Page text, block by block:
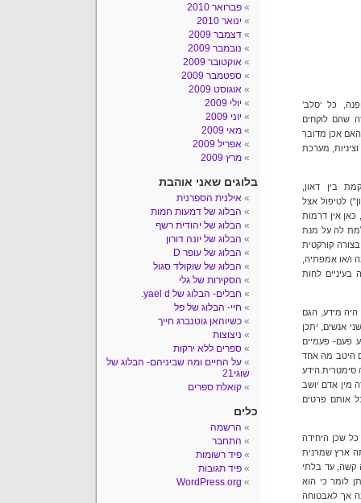
כל ‘סלב’
שהם לוקחים
אכן מדובר
מערכת
המתרקמת בין דאון,
לטיפול אצל
כאן אין דרמות
לה על מנת
קורקטית
ו/או אמפתיה,
בעיניים לחות
היה מידע, הגם
אנשים, יתכן
פעם- פעמיים
היטב מה אחד
סימטרית.הידע
מין אדם יושב
אותם פרטים
לא כל שכן היחידה
ארץ שמרנית
קשה, עד בלתי
לומר כי הוא
אך לאבטוחה
פברואר 2010
ינואר 2010
דצמבר 2009
נובמבר 2009
אוקטובר 2009
ספטמבר 2009
אוגוסט 2009
יולי 2009
יוני 2009
מאי 2009
אפריל 2009
מרץ 2009
בלוגים שאני אוהבת
אילנית הספרנית
הבלוג של דמעות חמות
הבלוג של יהודית רשף
הבלוג של יונה דורון
הבלוג של עופר D
הבלוג של שוקולד סגול
הסקירות של גלי
חבלים- הבלוג של yael d.
חיי- הבלוג של פל
כשיוהאן גוטנברג חייך
ניצוצות
ספרים ללא ירקות
על החיים ומה שביניהם- הבלוג של
שוגי21
קואלת ספרים
כלים
הרשמה
התחבר
פיד רשומות
פיד תגובות
WordPress.org